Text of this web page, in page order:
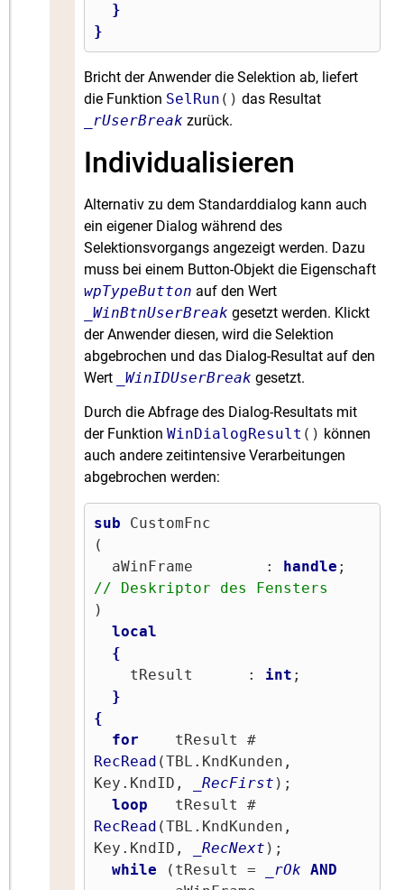
}
}
Bricht der Anwender die Selektion ab, liefert
die Funktion SelRun () das Resultat
_rUserBreak zurück.
Individualisieren
Alternativ zu dem Standarddialog kann auch
ein eigener Dialog während des
Selektionsvorgangs angezeigt werden. Dazu
muss bei einem Button-Objekt die Eigenschaft
wpTypeButton auf den Wert
_WinBtnUserBreak gesetzt werden. Klickt
der Anwender diesen, wird die Selektion
abgebrochen und das Dialog-Resultat auf den
Wert
_WinIDUserBreak gesetzt.
Durch die Abfrage des Dialog-Resultats mit
der FunktionWinDialogResult () können
auch andere zeitintensive Verarbeitungen
abgebrochen werden:
sub CustomFnc
(
  aWinFrame        :
handle
// Deskriptor des Fensters
)
local
{
    tResult      :
int ;
}
{
for
RecRead (TBL.KndKunden,
Key.KndID,
_RecFirst );
loop
RecRead (TBL.KndKunden,
Key.KndID,
_RecNext );
while (tResult = _rOk
AND